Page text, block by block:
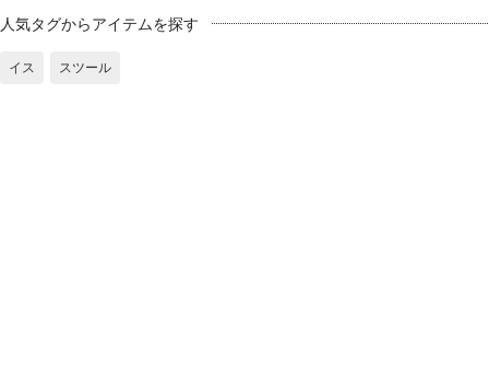
人気タグからアイテムを探す
イス スツール